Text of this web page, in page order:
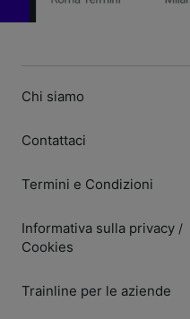
Chi siamo
Contattaci
Termini e Condizioni
Informativa sulla privacy /
Cookies
Trainline per le aziende